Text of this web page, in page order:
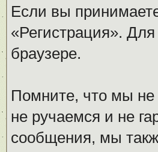
Если вы
«Регистрация».
браузере.
Помните, что мы
не ручаемся и не
сообщения, мы